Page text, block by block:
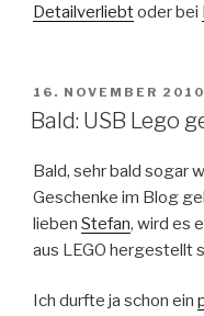
Detailverliebtoder bei
VERÖFFENTLICHT
AM
16. NOVEMBER 2010
Bald: USB Lego
Bald, sehr bald sogar
Geschenke im Blog
lieben Stefan, wird es
aus LEGO hergestellt
Ich durfte ja schon ein